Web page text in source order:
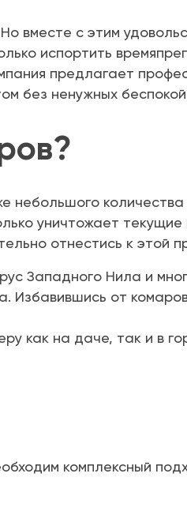
вместе с этим
испортить
предлагает
без ненужных
небольшого
уничтожает текущие
отнестись к этой
Западного Нила и
Избавившись от
как на даче, так и в
комплексный